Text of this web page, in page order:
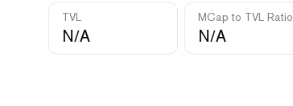
TVL
N/A
MCap to TVL Ratio
N/A